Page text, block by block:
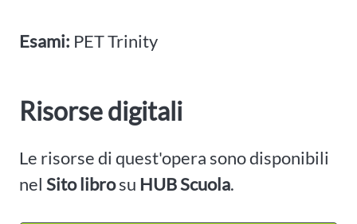
Esami: PET Trinity
Risorse digitali
Le risorse di quest'opera sono disponibili
nel Sito librosu HUB Scuola.